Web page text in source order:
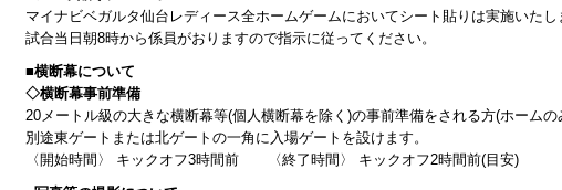
マイナビベガルタ仙台レディース全ホームゲームにおいてシート貼りは実施いたし
試合当日朝8時から係員がおりますので指示に従ってください。
■横断幕について
◇横断幕事前準備
20メートル級の大きな横断幕等(個人横断幕を除く)の事前準備をされる方(ホーム
別途東ゲートまたは北ゲートの一角に入場ゲートを設けます。
〈開始時間〉 キックオフ3時間前 〈終了時間〉 キックオフ2時間前(目安)